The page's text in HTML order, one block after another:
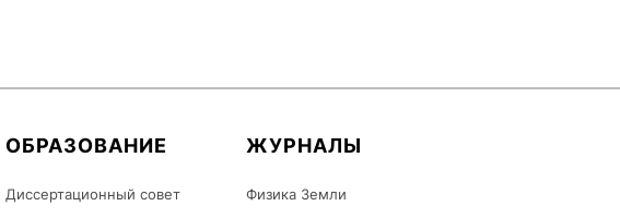
ОБРАЗОВАНИЕ
Диссертационный совет
ЖУРНАЛЫ
Физика Земли